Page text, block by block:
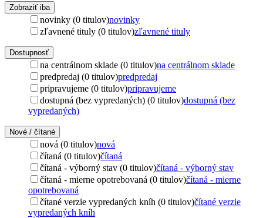
Zobraziť iba
novinky (0 titulov)novinky
zľavnené tituly (0 titulov)zľavnené tituly
Dostupnosť
na centrálnom sklade (0 titulov)na centrálnom sklade
predpredaj (0 titulov)predpredaj
pripravujeme (0 titulov)pripravujeme
dostupná (bez vypredaných) (0 titulov)dostupná (bez
vypredaných)
Nové / čítané
nová (0 titulov)nová
čítaná (0 titulov)čítaná
čítaná - výborný stav (0 titulov)čítaná - výborný stav
čítaná - mierne opotrebovaná (0 titulov)čítaná - mierne
opotrebovaná
čítané verzie vypredaných kníh (0 titulov)čítané verzie
vypredaných kníh